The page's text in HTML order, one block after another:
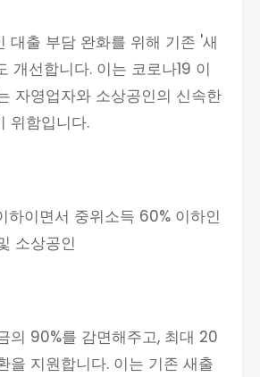
대출 부담 완화를 위해 기존 '새
개선합니다. 이는 코로나19 이
자영업자와 소상공인의 신속한
위함입니다.
하이면서 중위소득 60% 이하인
소상공인
의 90%를 감면해주고, 최대 20
을 지원합니다. 이는 기존 새출